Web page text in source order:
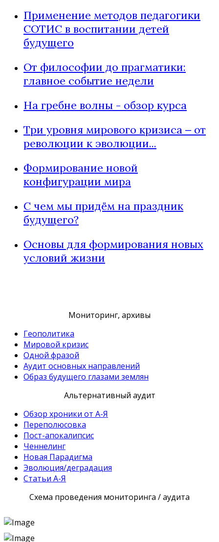
Применение методов педагогики
СОТИС в воспитании детей
будущего
От философии до прагматики:
главное событие недели
На гребне волны - обзор курса
Три уровня мирового кризиса ‒ от
революции к эволюции...
Формирование новой
конфигурации мира
С чем мы придём на праздник
будущего?
Основы для формирования новых
условий жизни
Мониторинг, архивы
Геополитика
Мировой кризис
Одной фразой
Аудит основных направлений
Образ будущего глазами землян
Альтернативный аудит
Обзор хроники от А-Я
Переполюсовка
Пост-апокалипсис
Ченнелинг
Новая Парадигма
Эволюция/деградация
Статьи А-Я
Схема проведения мониторинга / аудита